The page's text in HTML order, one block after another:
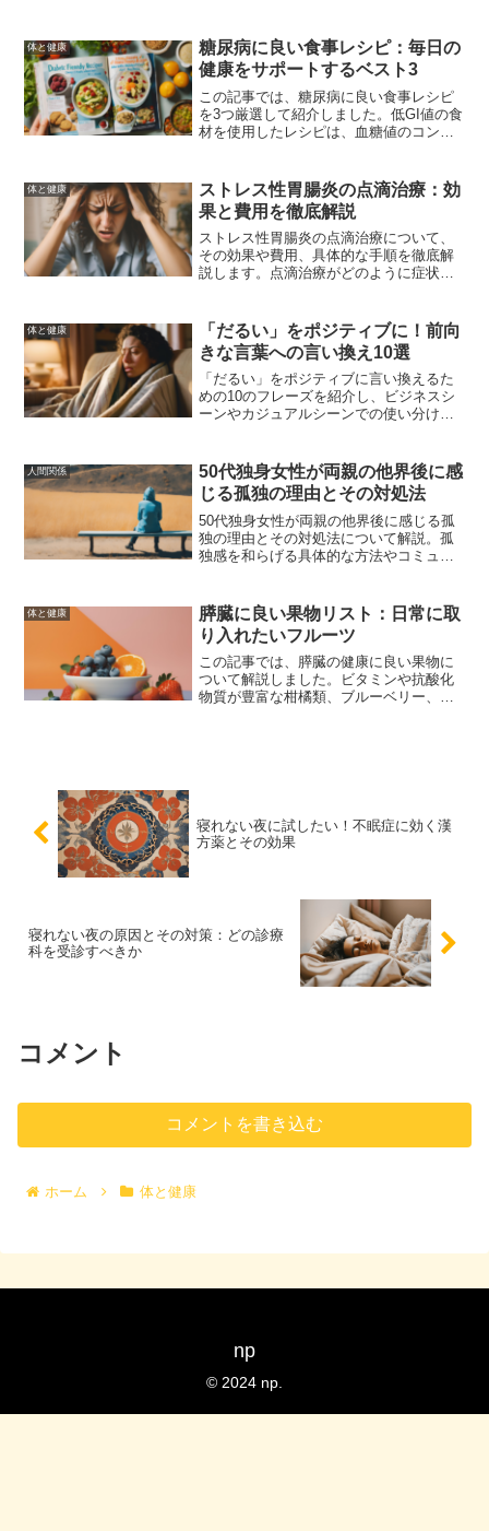
り戻しましょう。
体と健康
糖尿病に良い食事レシピ：毎日の
健康をサポートするベスト3
この記事では、糖尿病に良い食事レシピ
を3つ厳選して紹介しました。低GI値の食
材を使用したレシピは、血糖値のコント
糖尿病の管理に役立ててください。
体と健康
ストレス性胃腸炎の点滴治療：効
果と費用を徹底解説
ストレス性胃腸炎の点滴治療について、
その効果や費用、具体的な手順を徹底解
説します。点滴治療がどのように症状を
体と健康
「だるい」をポジティブに！前向
きな言葉への言い換え10選
「だるい」をポジティブに言い換えるた
めの10のフレーズを紹介し、ビジネスシ
ーンやカジュアルシーンでの使い分け
人間関係
50代独身女性が両親の他界後に感
じる孤独の理由とその対処法
50代独身女性が両親の他界後に感じる孤
独の理由とその対処法について解説。孤
独感を和らげる具体的な方法やコミュニ
肯定感を高めるアプローチ、成功事例を
紹介。
体と健康
膵臓に良い果物リスト：日常に取
り入れたいフルーツ
この記事では、膵臓の健康に良い果物に
ついて解説しました。ビタミンや抗酸化
物質が豊富な柑橘類、ブルーベリー、ス
寝れない夜に試したい！不眠症に効く漢
方薬とその効果
寝れない夜の原因とその対策：どの診療
科を受診すべきか
コメント
コメントを書き込む
ホーム 体と健康
np
© 2024 np.